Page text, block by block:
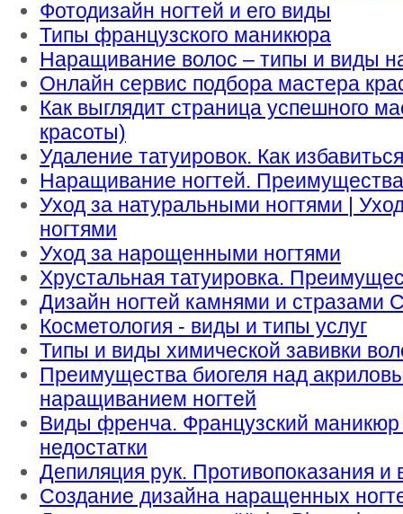
Фотодизайн ногтей и его виды
Типы французского маникюра
Наращивание волос – типы и виды
Онлайн сервис подбора мастера
Как выглядит страница успешного
красоты)
Удаление татуировок. Как
Наращивание ногтей.
Уход за натуральными ногтями |
ногтями
Уход за нарощенными ногтями
Хрустальная татуировка.
Дизайн ногтей камнями и стразами
Косметология - виды и типы услуг
Типы и виды химической завивки
Преимущества биогеля над
наращиванием ногтей
Виды френча. Французский
недостатки
Депиляция рук. Противопоказания и
Создание дизайна наращенных